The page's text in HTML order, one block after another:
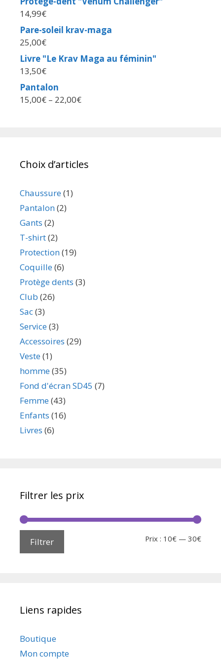
14,99€
Pare-soleil krav-maga
25,00€
Livre "Le Krav Maga au féminin"
13,50€
Pantalon
15,00€ – 22,00€
Choix d’articles
Chaussure(1)
Pantalon(2)
Gants (2)
T-shirt(2)
Protection(19)
Coquille(6)
Protège dents (3)
Club (26)
Sac(3)
Service(3)
Accessoires (29)
Veste(1)
homme(35)
Fond d'écran SD45 (7)
Femme(43)
Enfants (16)
Livres (6)
Filtrer les prix
Filtrer Prix : 10€ — 30€
Liens rapides
Boutique
Mon compte